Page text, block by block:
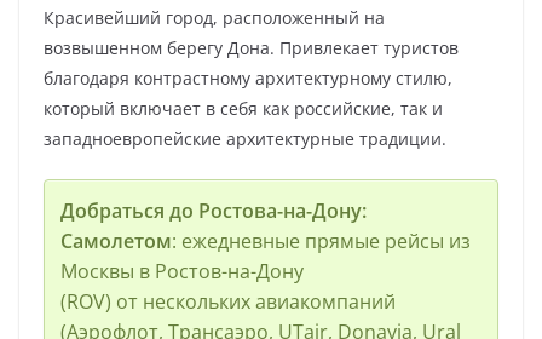
Красивейший город, расположенный на
возвышенном берегу Дона. Привлекает туристов
благодаря контрастному архитектурному стилю,
который включает в себя как российские, так и
западноевропейские архитектурные традиции.
Добраться до Ростова-на-Дону:
Самолетом: ежедневные прямые рейсы из
Москвы в Ростов-на-Дону
(ROV) от нескольких авиакомпаний
(Аэрофлот, Трансаэро, UTair, Donavia, Ural